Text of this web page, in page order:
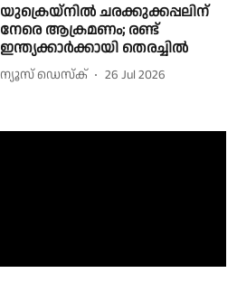
യുക്രെയ്നിൽ ചരക്കുക്കപ്പലിന്
നേരെ ആക്രമണം; രണ്ട്
ഇന്ത്യക്കാർക്കായി തെരച്ചിൽ
ന്യൂസ് ഡെസ്ക് 26 Jul 2026